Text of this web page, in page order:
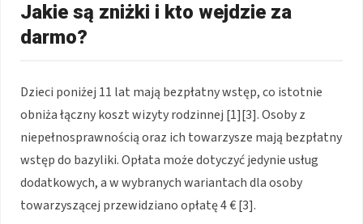
Jakie są zniżki i kto wejdzie za
darmo?
Dzieci poniżej 11 lat mają bezpłatny wstęp, co istotnie
obniża łączny koszt wizyty rodzinnej [1][3]. Osoby z
niepełnosprawnością oraz ich towarzysze mają bezpłatny
wstęp do bazyliki. Opłata może dotyczyć jedynie usług
dodatkowych, a w wybranych wariantach dla osoby
towarzyszącej przewidziano opłatę 4 € [3].